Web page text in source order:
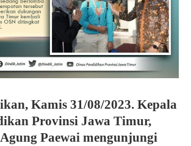
Kamis 31/08/2023. Kepala
Provinsi Jawa Timur,
Paewai mengunjungi